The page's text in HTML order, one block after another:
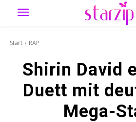
Start RAP
Shirin David
Duett mit
Mega-